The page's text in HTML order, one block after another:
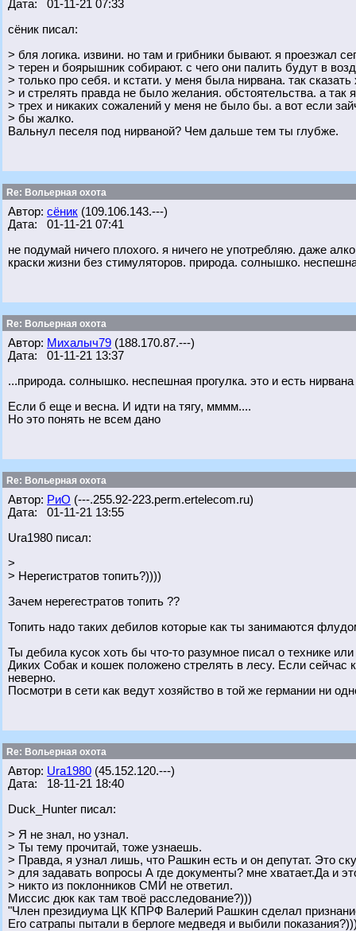
Дата: 01-11-21 07:33
сёник писал:
> бля логика. извини. но там и грибники бывают. я проезжал
> терен и боярышник собирают. с чего они палить будут в
> только про себя. и кстати. у меня была нирвана. так
> и стрелять правда не было желания. обстоятельства. а
> трех и никаких сожалений у меня не было бы. а вот если
> бы жалко.
Вальнул песеля под нирваной? Чем дальше тем ты глубже.
Re: Вольерная охота
Автор: сёник (109.106.143.---)
Дата: 01-11-21 07:41
не подумай ничего плохого. я ничего не употребляю. даже
краски жизни без стимуляторов. природа. солнышко.
Re: Вольерная охота
Автор: Михалыч79 (188.170.87.---)
Дата: 01-11-21 13:37
...природа. солнышко. неспешная прогулка. это и есть
Если б еще и весна. И идти на тягу, мммм....
Но это понять не всем дано
Re: Вольерная охота
Автор: РиО (---.255.92-223.perm.ertelecom.ru)
Дата: 01-11-21 13:55
Ura1980 писал:
>
> Нерегистратов топить?))))
Зачем нерегестратов топить ??
Топить надо таких дебилов которые как ты занимаются
Ты дебила кусок хоть бы что-то разумное писал о технике
Диких Собак и кошек положено стрелять в лесу. Если сейчас
неверно.
Посмотри в сети как ведут хозяйство в той же германии ни
Re: Вольерная охота
Автор: Ura1980 (45.152.120.---)
Дата: 18-11-21 18:40
Duck_Hunter писал:
> Я не знал, но узнал.
> Ты тему прочитай, тоже узнаешь.
> Правда, я узнал лишь, что Рашкин есть и он депутат. Это
> для задавать вопросы А где документы? мне хватает.Да и
> никто из поклонников СМИ не ответил.
Миссис дюк как там твоё расследование?)))
"Член президиума ЦК КПРФ Валерий Рашкин сделал
Его сатрапы пытали в берлоге медведя и выбили